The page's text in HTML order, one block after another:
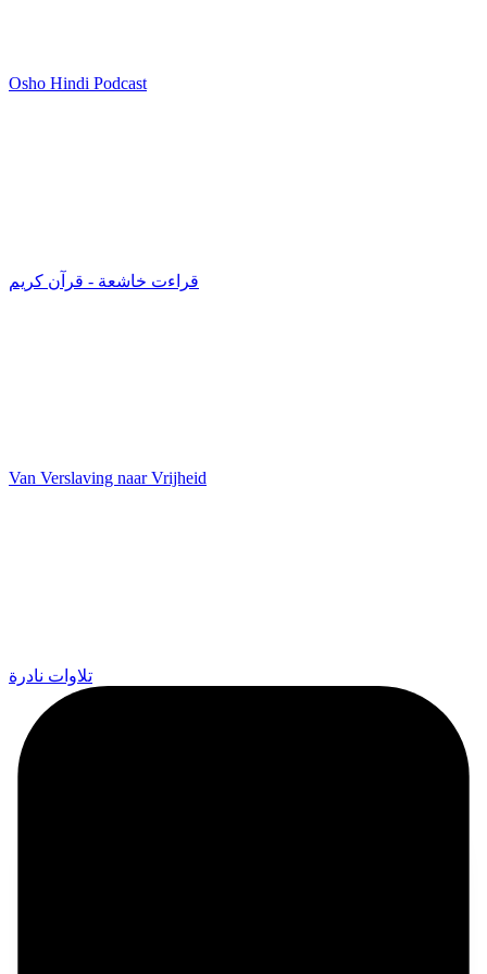
Osho Hindi Podcast
قراءت خاشعة - قرآن كريم
Van Verslaving naar Vrijheid
تلاوات نادرة